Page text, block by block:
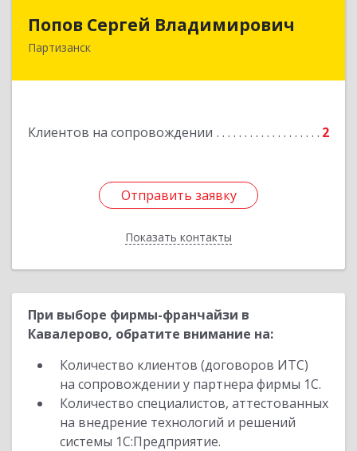
Попов Сергей Владимирович
Партизанск
Клиентов на сопровождении 2
Отправить заявку
Показать контакты
Попов Сергей Владимирович
692922, Приморский край, г. Находка, ул.
Отправить заявку
Назад
При выборе фирмы-франчайзи в
Кавалерово, обратите внимание на:
Количество клиентов (договоров ИТС)
на сопровождении у партнера фирмы 1С.
Количество специалистов, аттестованных
на внедрение технологий и решений
системы 1С:Предприятие.